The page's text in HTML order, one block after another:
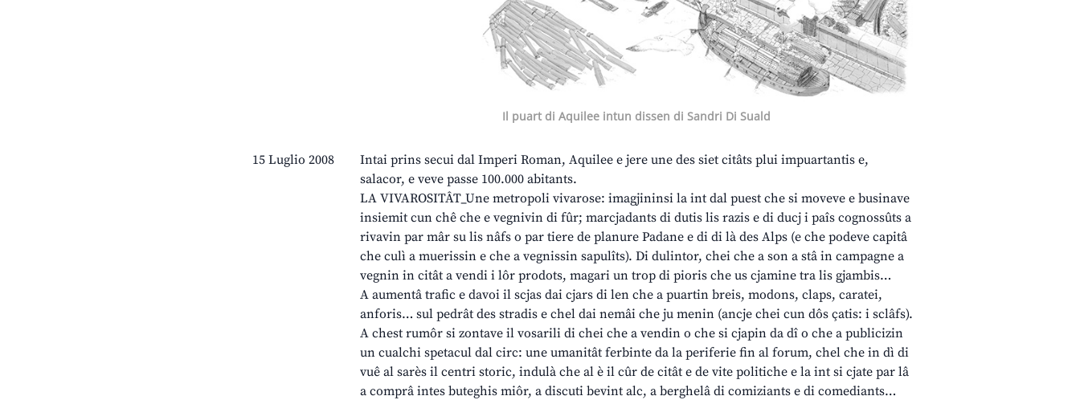
Il puart di Aquilee intun dissen di Sandri Di Suald
15 Luglio 2008
Intai prins secui dal Imperi Roman, Aquilee e jere une des siet citâts plui impuartantis e,
salacor, e veve passe 100.000 abitants.
LA VIVAROSITÂT_Une metropoli vivarose: imagjininsi la int dal puest che si moveve e businave
insiemit cun chê che e vegnivin di fûr; marcjadants di dutis lis razis e di ducj i paîs cognossûts a
rivavin par mâr su lis nâfs o par tiere de planure Padane e di di là des Alps (e che podeve capitâ
che culì a muerissin e che a vegnissin sapulîts). Di dulintor, chei che a son a stâ in campagne a
vegnin in citât a vendi i lôr prodots, magari un trop di pioris che us cjamine tra lis gjambis…
A aumentâ trafic e davoi il scjas dai cjars di len che a puartin breis, modons, claps, caratei,
anforis… sul pedrât des stradis e chel dai nemâi che ju menin (ancje chei cun dôs çatis: i sclâfs).
A chest rumôr si zontave il vosarili di chei che a vendin o che si cjapin da dî o che a publicizin
un cualchi spetacul dal circ: une umanitât ferbinte da la periferie fin al forum, chel che in dì di
vuê al sarès il centri storic, indulà che al è il cûr de citât e de vite politiche e la int si cjate par lâ
a comprâ intes buteghis miôr, a discuti bevint alc, a berghelâ di comiziants e di comediants…